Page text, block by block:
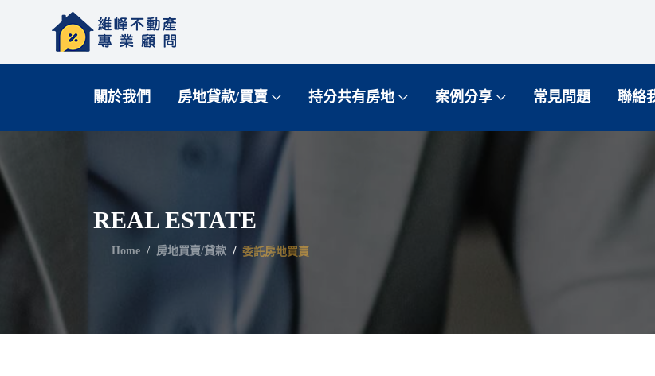
關於我們 房地貸款/買賣 持分共有房地 案例分享 常見問題 聯絡
REAL ESTATE
Home 房地買賣/貸款 委託房地買賣